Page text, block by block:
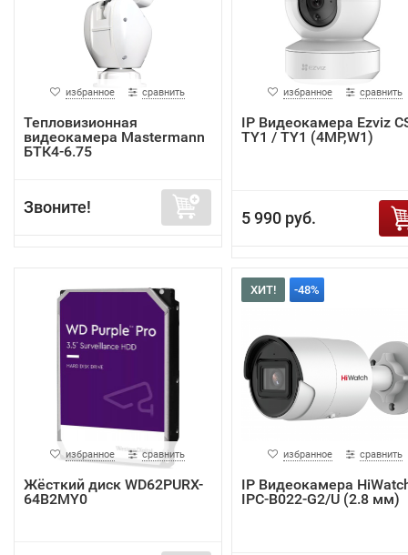
избранное сравнить
Тепловизионная
видеокамера Mastermann
БТК4-6.75
Звоните!
избранное сравнить
IP Видеокамера Ezviz
TY1 / TY1 (4MP,W1)
5 990 руб.
избранное сравнить
Жёсткий диск WD62PURX-
64B2MY0
ХИТ! -48%
избранное сравнить
IP Видеокамера
IPC-B022-G2/U (2.8 мм)